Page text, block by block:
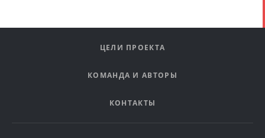
ЦЕЛИ ПРОЕКТА
КОМАНДА И АВТОРЫ
КОНТАКТЫ